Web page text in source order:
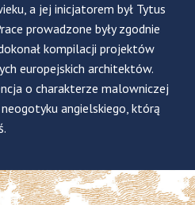
a jej inicjatorem był Tytus
prowadzone były zgodnie
kompilacji projektów
europejskich architektów.
o charakterze malowniczej
angielskiego, którą